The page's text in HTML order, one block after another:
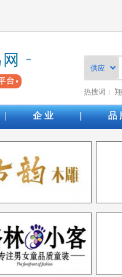
热搜词：
| 企 业 | 品